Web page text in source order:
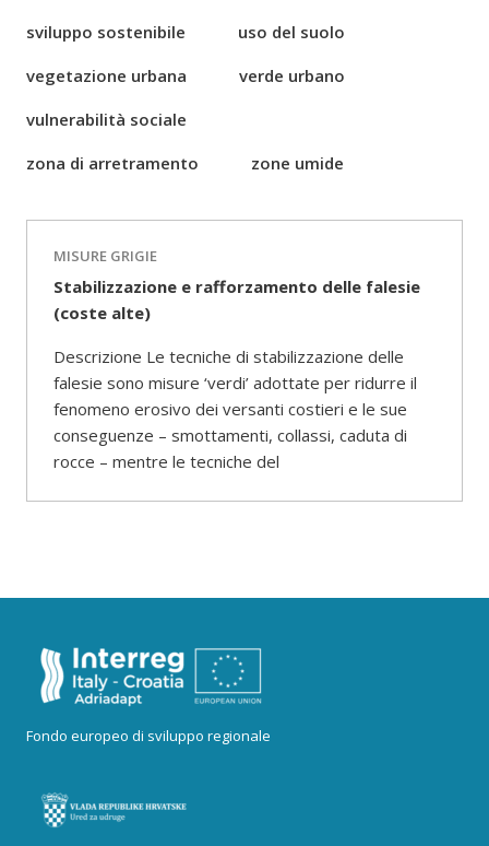
sviluppo sostenibile
uso del suolo
vegetazione urbana
verde urbano
vulnerabilità sociale
zona di arretramento
zone umide
MISURE GRIGIE
Stabilizzazione e rafforzamento delle falesie
(coste alte)
Descrizione Le tecniche di stabilizzazione delle
falesie sono misure ‘verdi’ adottate per ridurre il
fenomeno erosivo dei versanti costieri e le sue
conseguenze – smottamenti, collassi, caduta di
rocce – mentre le tecniche del
Fondo europeo di sviluppo regionale